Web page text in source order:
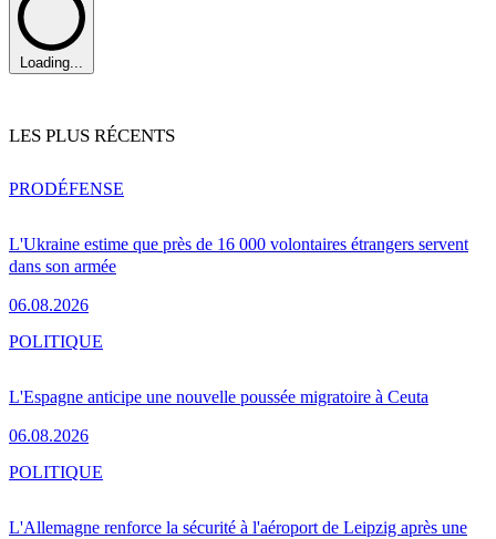
Loading...
LES PLUS RÉCENTS
L'Ukraine estime que près de 16 000 volontaires étrangers servent
dans son armée
06.08.2026
PRODÉFENSE
L'Espagne anticipe une nouvelle poussée migratoire à Ceuta
06.08.2026
POLITIQUE
L'Allemagne renforce la sécurité à l'aéroport de Leipzig après une
POLITIQUE